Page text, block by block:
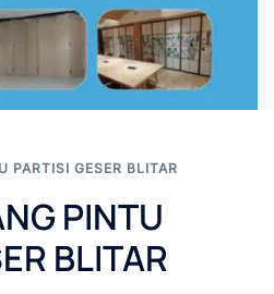
PARTISI GESER BLITAR
PINTU
BLITAR